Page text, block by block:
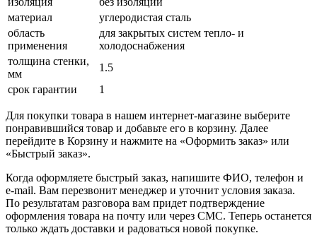
материал
углеродистая сталь
область
применения
для закрытых систем тепло- и
холодоснабжения
толщина стенки,
мм
1.5
срок гарантии
1
Для покупки товара в нашем интернет-магазине выберите
понравившийся товар и добавьте его в корзину. Далее
перейдите в Корзину и нажмите на «Оформить заказ» или
«Быстрый заказ».
Когда оформляете быстрый заказ, напишите ФИО, телефон и
e-mail. Вам перезвонит менеджер и уточнит условия заказа.
По результатам разговора вам придет подтверждение
оформления товара на почту или через СМС. Теперь останется
только ждать доставки и радоваться новой покупке.